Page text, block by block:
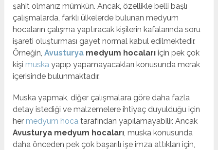
şahit olmanız mümkün. Ancak, özellikle belli başlı
çalışmalarda, farklı ülkelerde bulunan medyum
hocaların çalışma yaptıracak kişilerin kafalarında soru
işareti oluşturması gayet normal kabul edilmektedir.
Örneğin,Avusturya medyum hocalarıiçin pek çok
kişi muska yapıp yapamayacakları konusunda merak
içerisinde bulunmaktadır.
Muska yapmak, diğer çalışmalara göre daha fazla
detay istediği ve malzemelere ihtiyaç duyulduğu için
her medyum hoca tarafından yapılamayabilir. Ancak
Avusturya medyum hocaları, muska konusunda
daha önceden pek çok başarılı işe imza attıkları için,